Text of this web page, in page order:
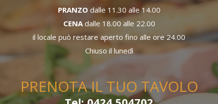
PRANZO dalle 11.30 alle 14.00
CENAdalle 18.00 alle 22.00
il locale può restare aperto fino alle ore 24.00
Chiuso il lunedì
PRENOTA IL TUO TAVOLO